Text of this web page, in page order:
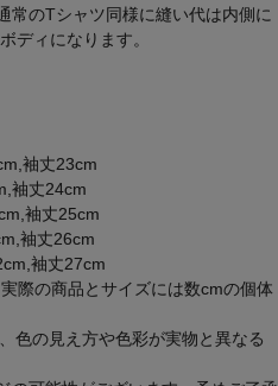
常のTシャツ同様に縫い代は内側に
ディになります。
袖丈23cm
袖丈24cm
袖丈25cm
袖丈26cm
袖丈27cm
際の商品とサイズには数cmの個体
色の見え方や色彩が実物と異なる